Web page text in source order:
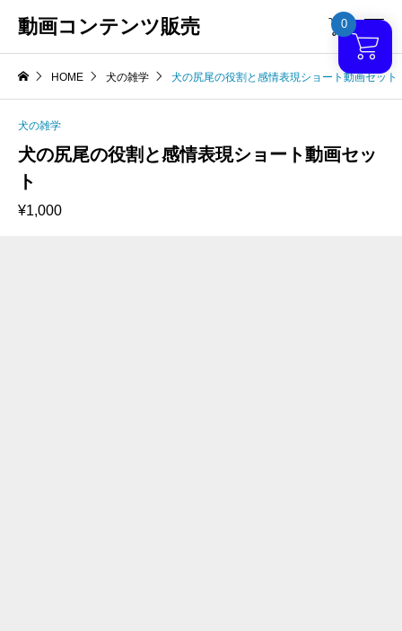
動画コンテンツ販売 
HOME 犬の雑学 犬の尻尾の役割と感情表現ショート動画セット
犬の雑学
犬の尻尾の役割と感情表現ショート動画セッ
ト
¥1,000
0